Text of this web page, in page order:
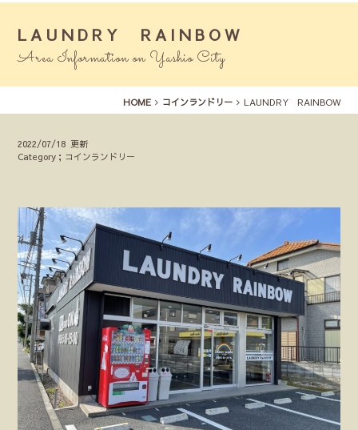
LAUNDRY RAINBOW
Area Information on Yashio City
HOME コインランドリー LAUNDRY RAINBOW
2022/07/18 更新
Category；コインランドリー